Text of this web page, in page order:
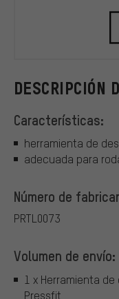
DESCRIPCIÓN
Características:
herramienta de
adecuada para
Número de
PRTL0073
Volumen de envío:
1 x Herramienta
Pressfit